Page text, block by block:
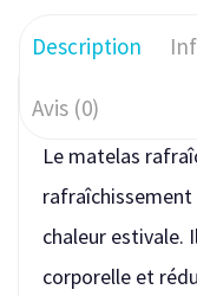
Description
Avis (0)
Le matelas
chaleur estivale.
corporelle et